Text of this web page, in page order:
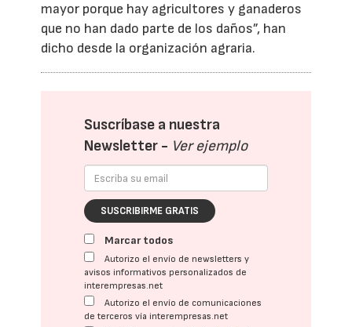
mayor porque hay agricultores y ganaderos
que no han dado parte de los daños”, han
dicho desde la organización agraria.
Suscríbase a nuestra
Newsletter - Ver ejemplo
SUSCRIBIRME GRATIS
Marcar todos
Autorizo el envío de newsletters y
avisos informativos personalizados de
interempresas.net
Autorizo el envío de comunicaciones
de terceros vía interempresas.net